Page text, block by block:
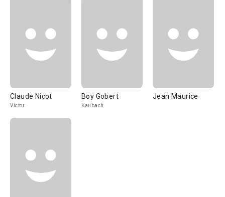
Claude Nicot
Victor
Boy Gobert
Kaubach
Jean Maurice